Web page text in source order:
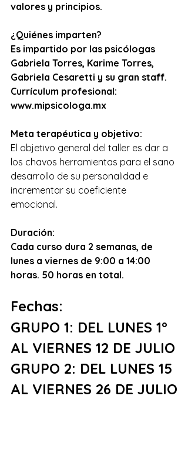
valores y principios.
¿Quiénes imparten?
Es impartido por las psicólogas
Gabriela Torres, Karime Torres,
Gabriela Cesaretti y su gran staff.
Currículum profesional:
www.mipsicologa.mx
Meta terapéutica y objetivo:
El objetivo general del taller es dar a
los chavos herramientas para el sano
desarrollo de su personalidad e
incrementar su coeficiente
emocional.
Duración:
Cada curso dura 2 semanas, de
lunes a viernes de 9:00 a 14:00
horas. 50 horas en total.
Fechas:
GRUPO 1: DEL LUNES 1°
AL VIERNES 12 DE JULIO
GRUPO 2: DEL LUNES 15
AL VIERNES 26 DE JULIO